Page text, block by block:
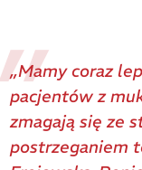
„Mamy coraz
pacjentów z
zmagają się ze
postrzeganiem